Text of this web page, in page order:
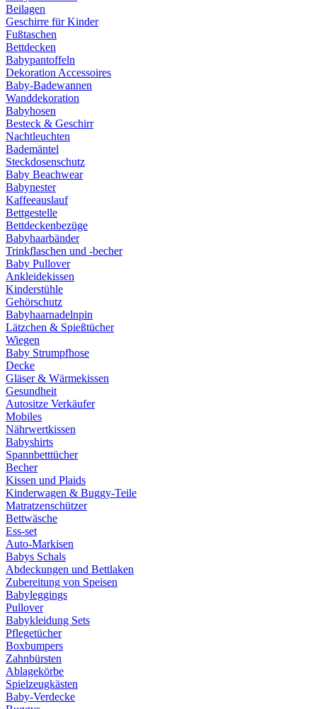
Beilagen
Geschirre für Kinder
Fußtaschen
Bettdecken
Babypantoffeln
Dekoration Accessoires
Baby-Badewannen
Wanddekoration
Babyhosen
Besteck & Geschirr
Nachtleuchten
Bademäntel
Steckdosenschutz
Baby Beachwear
Babynester
Kaffeeauslauf
Bettgestelle
Bettdeckenbezüge
Babyhaarbänder
Trinkflaschen und -becher
Baby Pullover
Ankleidekissen
Kinderstühle
Gehörschutz
Babyhaarnadelnpin
Lätzchen & Spießtücher
Wiegen
Baby Strumpfhose
Decke
Gläser & Wärmekissen
Gesundheit
Autositze Verkäufer
Mobiles
Nährwertkissen
Babyshirts
Spannbetttücher
Becher
Kissen und Plaids
Kinderwagen & Buggy-Teile
Matratzenschützer
Bettwäsche
Ess-set
Auto-Markisen
Babys Schals
Abdeckungen und Bettlaken
Zubereitung von Speisen
Babyleggings
Pullover
Babykleidung Sets
Pflegetücher
Boxbumpers
Zahnbürsten
Ablagekörbe
Spielzeugkästen
Baby-Verdecke